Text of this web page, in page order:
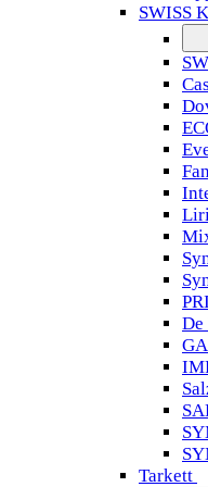
SWISS
De
Tarkett